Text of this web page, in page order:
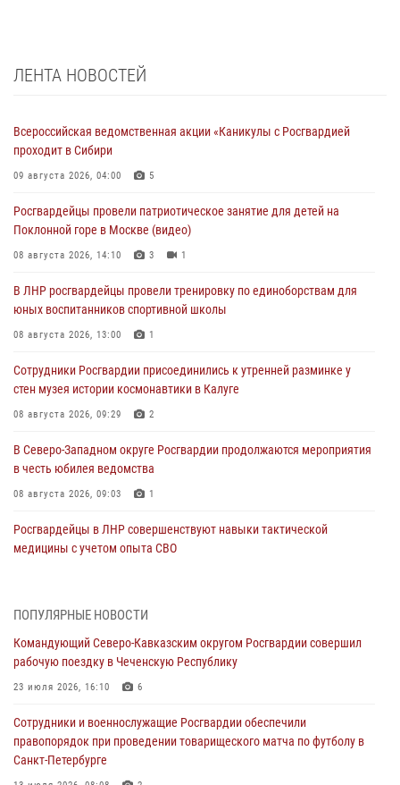
ЛЕНТА НОВОСТЕЙ
Всероссийская ведомственная акции «Каникулы с Росгвардией
проходит в Сибири
09 августа 2026, 04:00 5
Росгвардейцы провели патриотическое занятие для детей на
Поклонной горе в Москве (видео)
08 августа 2026, 14:10 3 1
В ЛНР росгвардейцы провели тренировку по единоборствам для
юных воспитанников спортивной школы
08 августа 2026, 13:00 1
Сотрудники Росгвардии присоединились к утренней разминке у
стен музея истории космонавтики в Калуге
08 августа 2026, 09:29 2
В Северо-Западном округе Росгвардии продолжаются мероприятия
в честь юбилея ведомства
08 августа 2026, 09:03 1
Росгвардейцы в ЛНР совершенствуют навыки тактической
медицины с учетом опыта СВО
Военнослужащие Софринской бригады Росгвардии встретились с
дорогой к Победе в СВО» (видео)
08 августа 2026, 07:00
настольному теннису ко Дню физкультурника
08 августа 2026, 07:00
ПОПУЛЯРНЫЕ НОВОСТИ
Командующий Северо-Кавказским округом Росгвардии совершил
рабочую поездку в Чеченскую Республику
23 июля 2026, 16:10 6
Сотрудники и военнослужащие Росгвардии обеспечили
правопорядок при проведении товарищеского матча по футболу в
Санкт-Петербурге